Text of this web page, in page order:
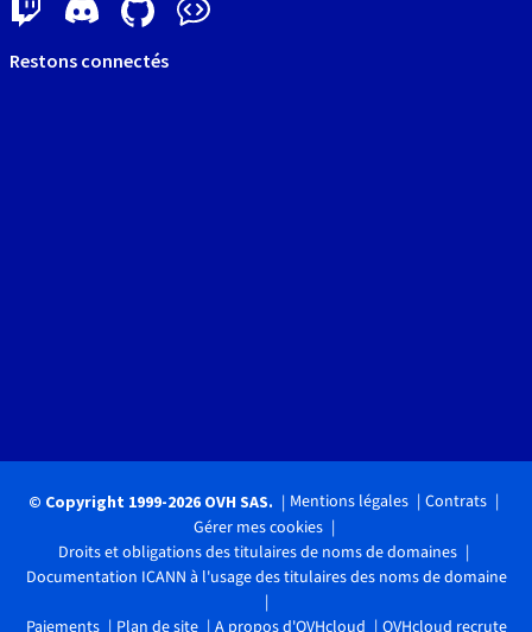
Restons connectés
© Copyright 1999-2026 OVH SAS. Mentions légales
Contrats
Gérer mes cookies
Droits et obligations des titulaires de noms de domaines
Documentation ICANN à l'usage des titulaires des noms de domaine
Paiements Plan de site A propos d'OVHcloud OVHcloud recrute